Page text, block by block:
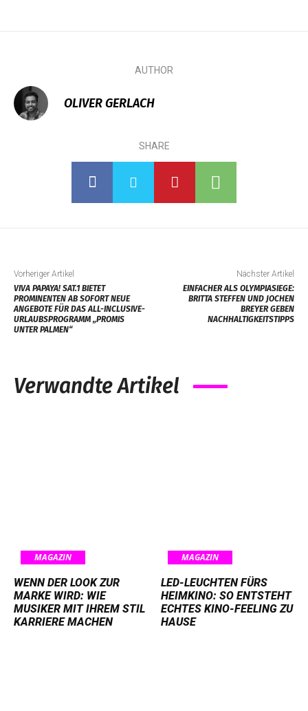
AUTHOR
OLIVER GERLACH
SHARE
Vorheriger Artikel
VIVA PAPAYA! SAT.1 BIETET
PROMINENTEN AB SOFORT NEUE
ANGEBOTE FÜR DAS ALL-INCLUSIVE-
URLAUBSPROGRAMM „PROMIS
UNTER PALMEN“
Nächster Artikel
EINFACHER ALS OLYMPIASIEGE:
BRITTA STEFFEN UND JOCHEN
BREYER GEBEN
NACHHALTIGKEITSTIPPS
Verwandte Artikel
MAGAZIN
WENN DER LOOK ZUR
MARKE WIRD: WIE
MUSIKER MIT IHREM STIL
KARRIERE MACHEN
MAGAZIN
LED-LEUCHTEN FÜRS
HEIMKINO: SO ENTSTEHT
ECHTES KINO-FEELING ZU
HAUSE